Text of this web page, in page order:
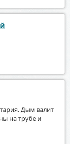
Дым валит
на трубе и